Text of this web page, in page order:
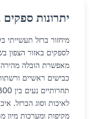
יתרונות ספקים
מיחזור ברזל תעשייתי
מאפשרת הובלה
כבישים ראשיים
לאיכות וסוג הברזל.
מקיפות ומערכות